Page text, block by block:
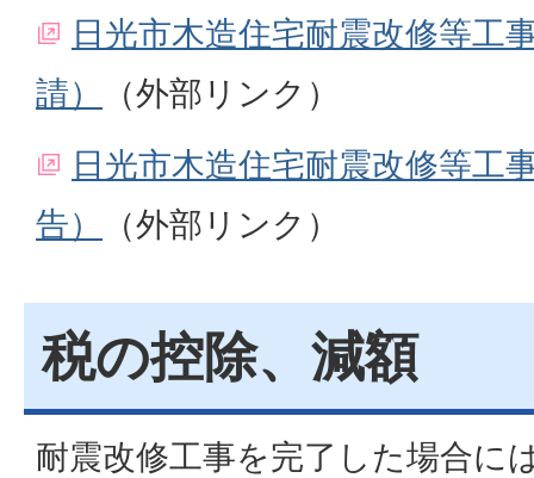
日光市木造住宅耐震改修等工
請）
（外部リンク）
日光市木造住宅耐震改修等工
告）
（外部リンク）
税の控除、減額
耐震改修工事を完了した場合に